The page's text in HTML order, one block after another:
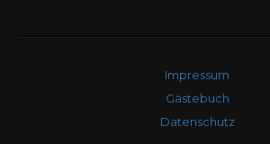
Impressum
Gästebuch
Datenschutz